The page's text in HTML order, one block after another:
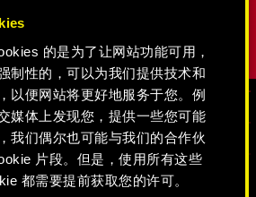
的是为了让网站功能可用，
制性的，可以为我们提供技术和
以便网站将更好地服务于您。例
媒体上发现您，提供一些您可能
我们偶尔也可能与我们的合作伙
片段。但是，使用所有这些
都需要提前获取您的许可。
媒体